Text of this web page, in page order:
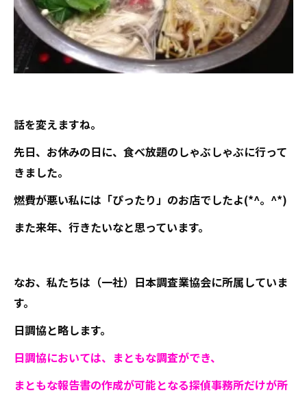
話を変えますね。
先日、お休みの日に、食べ放題のしゃぶしゃぶに行って
きました。
燃費が悪い私には「ぴったり」のお店でしたよ(*^。^*)
また来年、行きたいなと思っています。
なお、私たちは（一社）日本調査業協会に所属していま
す。
日調協と略します。
日調協においては、まともな調査ができ、
まともな報告書の作成が可能となる探偵事務所だけが所